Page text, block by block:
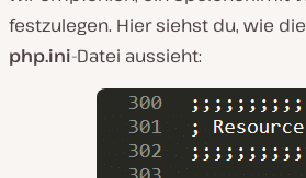
festzulegen. Hier siehst du, wie
php.ini-Datei aussieht: